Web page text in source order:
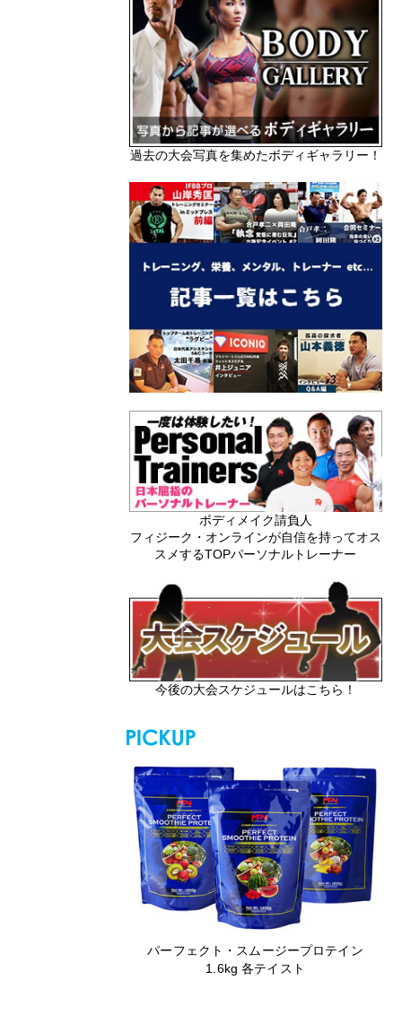
過去の大会写真を集めたボディギャラリー！
ボディメイク請負人
フィジーク・オンラインが自信を持ってオス
スメするTOPパーソナルトレーナー
今後の大会スケジュールはこちら！
パーフェクト・スムージープロテイン
1.6kg 各テイスト